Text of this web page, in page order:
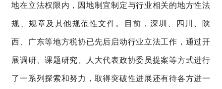
地在立法权限内，因地制宜制定与行业相关的地方性法
规、规章及其他规范性文件。目前，深圳、四川、陕
西、广东等地方税协已先后启动行业立法工作，通过开
展调研、课题研究、人大代表政协委员提案等方式进行
了一系列探索和努力，取得突破性进展还有待各方进一